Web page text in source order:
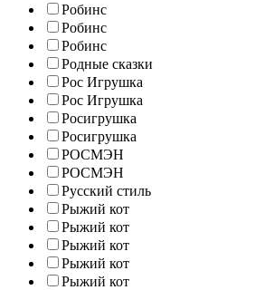
Робинс
Робинс
Робинс
Родные сказки
Рос Игрушка
Рос Игрушка
Росигрушка
Росигрушка
РОСМЭН
РОСМЭН
Русский стиль
Рыжий кот
Рыжий кот
Рыжий кот
Рыжий кот
Рыжий кот